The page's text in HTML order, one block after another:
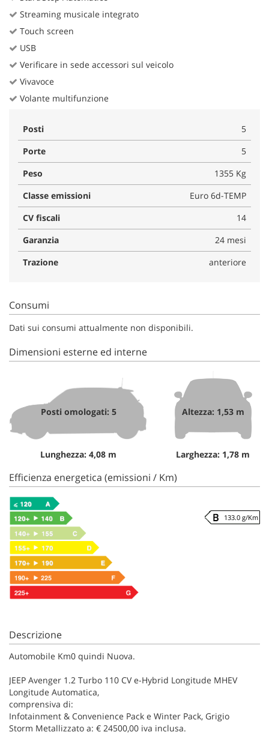
Streaming musicale integrato
Touch screen
USB
Verificare in sede accessori sul veicolo
Vivavoce
Volante multifunzione
Posti
5
Porte
5
Peso
1355 Kg
Classe emissioni
Euro 6d-TEMP
CV fiscali
14
Garanzia
24 mesi
Trazione
anteriore
Consumi
Dati sui consumi attualmente non disponibili.
Dimensioni esterne ed interne
Posti omologati: 5
Lunghezza: 4,08 m
Altezza: 1,53 m
Larghezza: 1,78 m
Efficienza energetica (emissioni / Km)
133.0 g/Km
Descrizione
Automobile Km0 quindi Nuova.
JEEP Avenger 1.2 Turbo 110 CV e-Hybrid Longitude MHEV
Longitude Automatica,
comprensiva di:
Infotainment & Convenience Pack e Winter Pack, Grigio
Storm Metallizzato a: € 24500,00 iva inclusa.